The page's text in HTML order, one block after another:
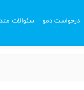
درخواست دمو سئوالات